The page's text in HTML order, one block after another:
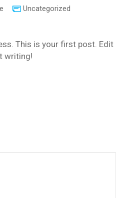
Uncategorized
This is your first post. Edit
writing!